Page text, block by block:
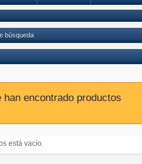
búsqueda
han encontrado productos
está vacío.